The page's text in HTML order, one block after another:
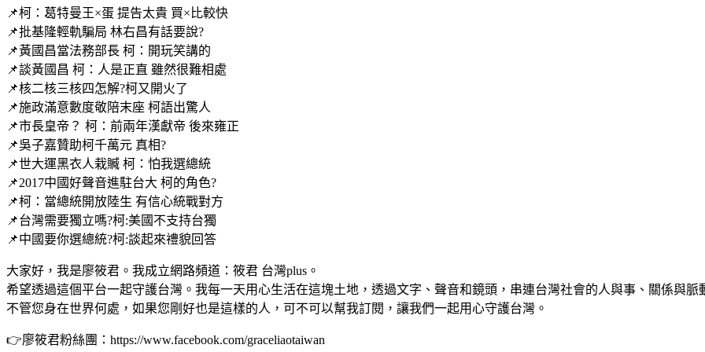
📌柯：葛特曼王×蛋 提告太貴 買×比較快
📌批基隆輕軌騙局 林右昌有話要說?
📌黃國昌當法務部長 柯：開玩笑講的
📌談黃國昌 柯：人是正直 雖然很難相處
📌核二核三核四怎解?柯又開火了
📌施政滿意數度敬陪末座 柯語出驚人
📌市長皇帝？ 柯：前兩年漢獻帝 後來雍正
📌吳子嘉贊助柯千萬元 真相?
📌世大運黑衣人栽贓 柯：怕我選總統
📌2017中國好聲音進駐台大 柯的角色?
📌柯：當總統開放陸生 有信心統戰對方
📌台灣需要獨立嗎?柯:美國不支持台獨
📌中國要你選總統?柯:談起來禮貌回答
大家好，我是廖筱君。我成立網路頻道：筱君 台灣plus。
希望透過這個平台一起守護台灣。我每一天用心生活在這塊土地，透過文字、聲音和鏡頭，串連台灣社會的人與事、關係與脈
不管您身在世界何處，如果您剛好也是這樣的人，可不可以幫我訂閱，讓我們一起用心守護台灣。
👉廖筱君粉絲團：https://www.facebook.com/graceliaotaiwan